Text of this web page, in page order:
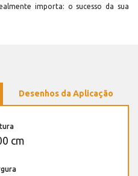
importa: o sucesso da sua
Desenhos da Aplicação
cm